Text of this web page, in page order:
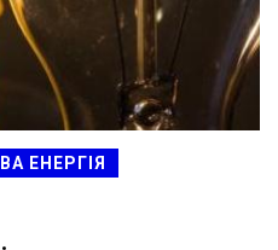
ЕНЕРГІЯ